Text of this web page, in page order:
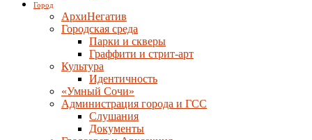
Город
АрхиНегатив
Городская среда
Парки и скверы
Граффити и стрит-арт
Культура
Идентичность
«Умный Сочи»
Администрация города и ГСС
Слушания
Документы